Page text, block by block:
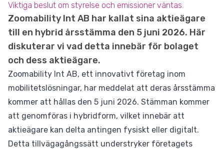
Viktiga beslut om styrelse och emissioner väntas.
Zoomability Int AB har kallat sina aktieägare
till en hybrid årsstämma den 5 juni 2026. Här
diskuterar vi vad detta innebär för bolaget
och dess aktieägare.
Zoomability Int AB, ett innovativt företag inom
mobilitetslösningar, har meddelat att deras årsstämma
kommer att hållas den 5 juni 2026. Stämman kommer
att genomföras i hybridform, vilket innebär att
aktieägare kan delta antingen fysiskt eller digitalt.
Detta tillvägagångssätt understryker företagets